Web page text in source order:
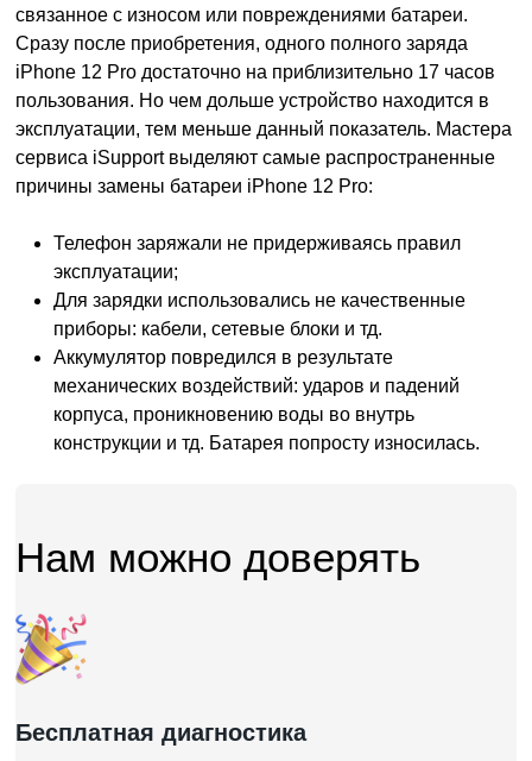
связанное с износом или повреждениями батареи.
Сразу после приобретения, одного полного заряда
iPhone 12 Pro достаточно на приблизительно 17 часов
пользования. Но чем дольше устройство находится в
эксплуатации, тем меньше данный показатель. Мастера
сервиса iSupport выделяют самые распространенные
причины замены батареи iPhone 12 Pro:
Телефон заряжали не придерживаясь правил
эксплуатации;
Для зарядки использовались не качественные
приборы: кабели, сетевые блоки и тд.
Аккумулятор повредился в результате
механических воздействий: ударов и падений
корпуса, проникновению воды во внутрь
конструкции и тд. Батарея попросту износилась.
Нам можно доверять
Бесплатная диагностика